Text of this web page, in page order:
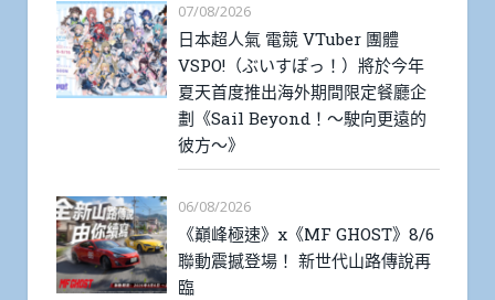
07/08/2026
日本超人氣 電競 VTuber 團體
VSPO!（ぶいすぽっ！）將於今年
夏天首度推出海外期間限定餐廳企
劃《Sail Beyond！～駛向更遠的
彼方～》
06/08/2026
《巔峰極速》x《MF GHOST》8/6
聯動震撼登場！ 新世代山路傳說再
臨